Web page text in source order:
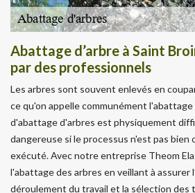
Abattage d’arbre à Saint
par des professionnels
Les arbres sont souvent enlevés en
ce qu'on appelle communément
d'abattage d'arbres est physiquement
dangereuse si le processus n'est pas bien
exécuté. Avec notre entreprise Theom
l'abattage des arbres en veillant à assurer
déroulement du travail et la sélection des